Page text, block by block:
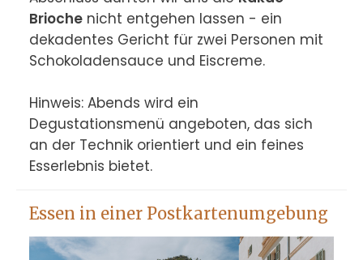
Brioche nicht entgehen lassen - ein
dekadentes Gericht für zwei Personen mit
Schokoladensauce und Eiscreme.
Hinweis: Abends wird ein
Degustationsmenü angeboten, das sich
an der Technik orientiert und ein feines
Esserlebnis bietet.
Essen in einer Postkartenumgebung